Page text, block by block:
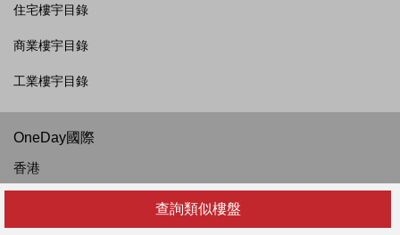
查詢類似樓盤
住宅樓宇目錄
商業樓宇目錄
工業樓宇目錄
OneDay國際
香港
越南